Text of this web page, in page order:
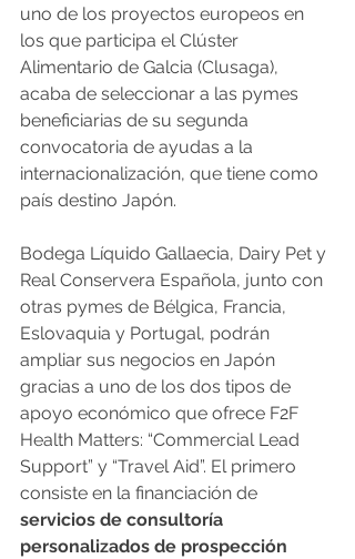
uno de los proyectos europeos en
los que participa el Clúster
Alimentario de Galcia (Clusaga),
acaba de seleccionar a las pymes
beneficiarias de su segunda
convocatoria de ayudas a la
internacionalización, que tiene como
país destino Japón.
Bodega Líquido Gallaecia, Dairy Pet y
Real Conservera Española, junto con
otras pymes de Bélgica, Francia,
Eslovaquia y Portugal, podrán
ampliar sus negocios en Japón
gracias a uno de los dos tipos de
apoyo económico que ofrece F2F
Health Matters: “Commercial Lead
Support” y “Travel Aid”. El primero
consiste en la financiación de
servicios de consultoría
personalizados de prospección